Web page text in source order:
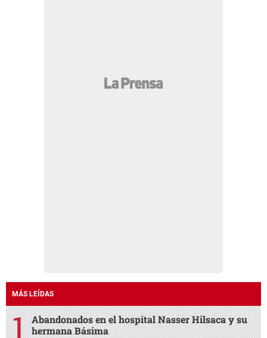
MÁS LEÍDAS
Abandonados en el hospital Nasser Hilsaca y su
hermana Básima